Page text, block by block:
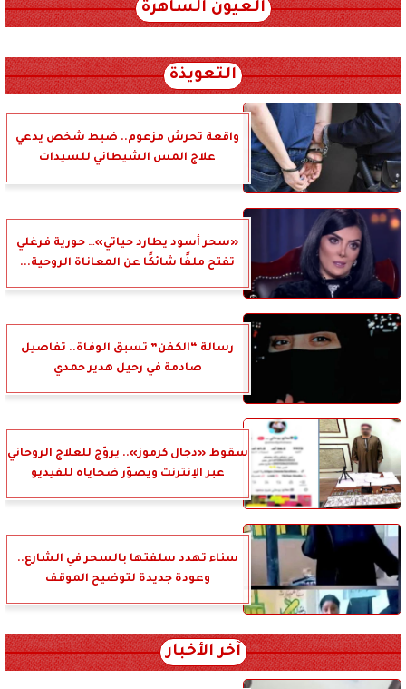
العيون الساهرة
التعويذة
واقعة تحرش مزعوم.. ضبط شخص يدعي
علاج المس الشيطاني للسيدات
«سحر أسود يطارد حياتي»… حورية فرغلي
تفتح ملفًا شائكًا عن المعاناة الروحية...
رسالة “الكفن” تسبق الوفاة.. تفاصيل
صادمة في رحيل هدير حمدي
سقوط «دجال كرموز».. يروّج للعلاج الروحاني
عبر الإنترنت ويصوّر ضحاياه للفيديو
سناء تهدد سلفتها بالسحر في الشارع..
وعودة جديدة لتوضيح الموقف
آخر الأخبار